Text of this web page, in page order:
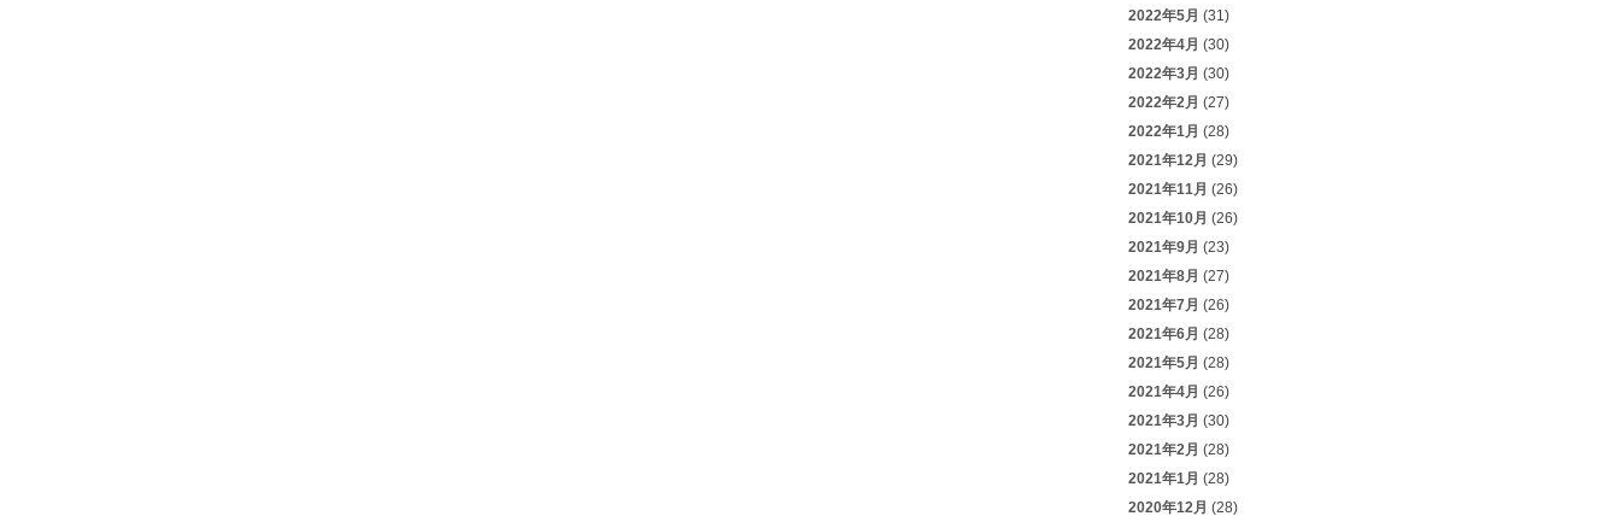
2022年5月 (31)
2022年4月 (30)
2022年3月 (30)
2022年2月 (27)
2022年1月 (28)
2021年12月 (29)
2021年11月 (26)
2021年10月 (26)
2021年9月 (23)
2021年8月 (27)
2021年7月 (26)
2021年6月 (28)
2021年5月 (28)
2021年4月 (26)
2021年3月 (30)
2021年2月 (28)
2021年1月 (28)
2020年12月 (28)